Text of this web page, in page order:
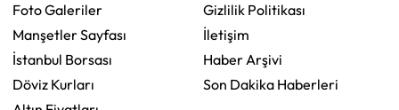
Foto Galeriler
Manşetler Sayfası
İstanbul Borsası
Döviz Kurları
Gizlilik Politikası
İletişim
Haber Arşivi
Son Dakika Haberleri